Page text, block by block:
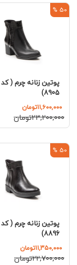
50 %
پوتین زنانه چرم ( کد
8905)
۱۱,۶۰۰,۰۰۰تومان
۲۳,۲۰۰,۰۰۰تومان
50 %
پوتین زنانه چرم ( کد
8896)
۱۱,۳۵۰,۰۰۰تومان
۲۲,۷۰۰,۰۰۰تومان